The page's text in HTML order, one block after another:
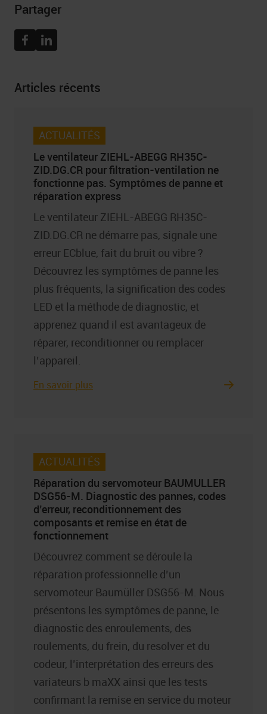
Partager
FacebookLinkedin
Articles récents
ACTUALITÉS
Le ventilateur ZIEHL-ABEGG RH35C-
ZID.DG.CR pour filtration-ventilation ne
fonctionne pas. Symptômes de panne et
réparation express
Le ventilateur ZIEHL-ABEGG RH35C-
ZID.DG.CR ne démarre pas, signale une
erreur ECblue, fait du bruit ou vibre ?
Découvrez les symptômes de panne les
plus fréquents, la signification des codes
LED et la méthode de diagnostic, et
apprenez quand il est avantageux de
réparer, reconditionner ou remplacer
l’appareil.
En savoir plus
ACTUALITÉS
Réparation du servomoteur BAUMULLER
DSG56-M. Diagnostic des pannes, codes
d’erreur, reconditionnement des
composants et remise en état de
fonctionnement
Découvrez comment se déroule la
réparation professionnelle d’un
servomoteur Baumüller DSG56-M. Nous
présentons les symptômes de panne, le
diagnostic des enroulements, des
roulements, du frein, du resolver et du
codeur, l’interprétation des erreurs des
variateurs b maXX ainsi que les tests
confirmant la remise en service du moteur